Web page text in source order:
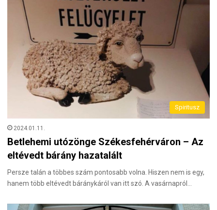
Spiritusz
2024.01.11.
Betlehemi utózönge Székesfehérváron – Az
eltévedt bárány hazatalált
Persze talán a többes szám pontosabb volna. Hiszen nem is egy,
hanem több eltévedt báránykáról van itt szó. A vasárnapról…